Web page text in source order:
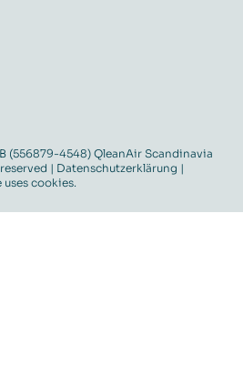
(556879-4548) QleanAir Scandinavia
| Datenschutzerklärung |
uses cookies.